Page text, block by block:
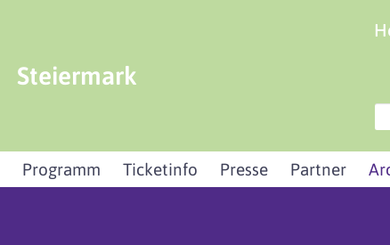
Steiermark
Programm Ticketinfo Presse Partner